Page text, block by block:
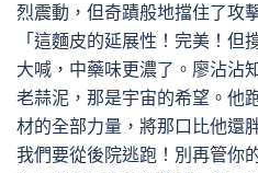
烈震動，但奇蹟般地擋住了攻
「這麵皮的延展性！完美！
大喊，中藥味更濃了。廖沾沾
老蒜泥，那是宇宙的希望。他
材的全部力量，將那口比他還
我們要從後院逃跑！別再管你